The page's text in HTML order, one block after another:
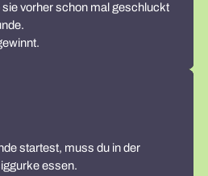
vorher schon mal geschluckt
startest, muss du in der
essen.